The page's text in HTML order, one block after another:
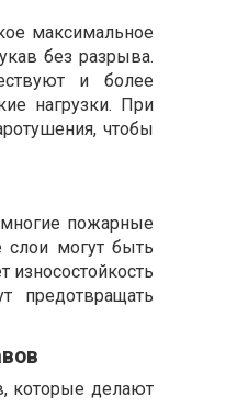
максимальное
без разрыва.
и более
нагрузки. При
чтобы
пожарные
слои могут быть
предотвращать
которые делают